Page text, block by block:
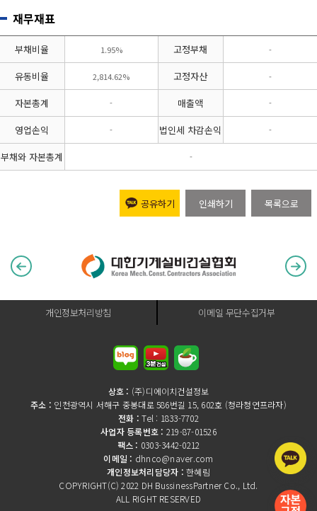
재무재표
부채비율 1.95% 고정부채 -
유동비율 2,814.62% 고정자산 -
자본총계 - 매출액 -
영업손익 - 법인세 차감손익 -
부채와 자본총계 -
공유하기 인쇄하기 목록으로
개인정보처리방침 이메일 무단수집거부
상호 : (주)디에이치건설정보
주소 : 인천광역시 서해구 중봉대로 586번길 15, 602호 (청라청연프라자)
전화 :Tel : 1833-7702
사업자 등록번호 : 219-87-01526
팩스 : 0303-3442-0212
이메일 : dhnco@naver.com
개인정보처리담당자 :한혜림
COPYRIGHT(C) 2022 DH BussinessPartner Co., Ltd.
ALL RIGHT RESERVED